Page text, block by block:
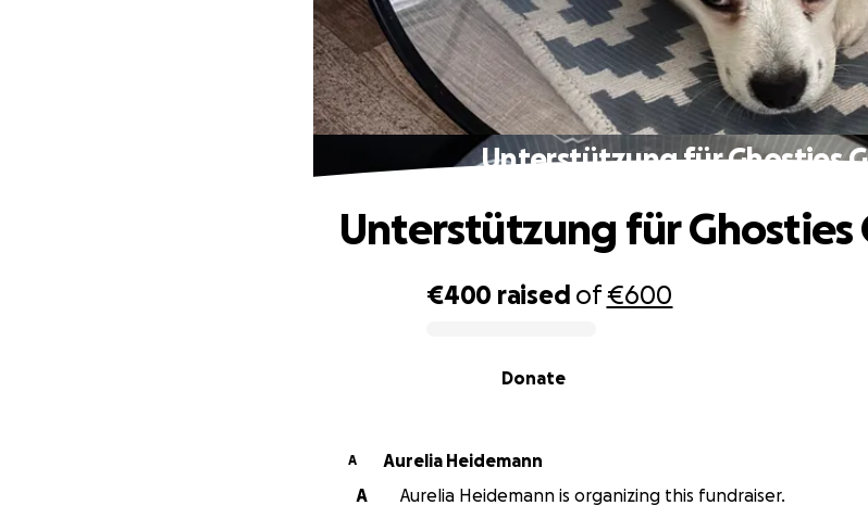
Unterstützung für Ghosties
€400 raised of€600
Donate
Unterstützung für Ghosties
A
Aurelia Heidemann
A
Aurelia Heidemann is organizing this fundraiser.